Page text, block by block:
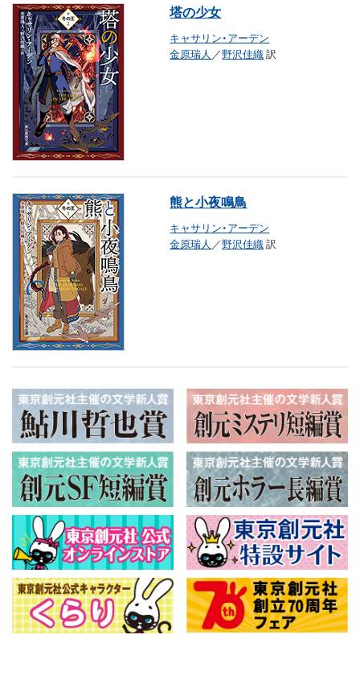
塔の少女
キャサリン・アーデン
金原瑞人 ／野沢佳織訳
熊と小夜鳴鳥
キャサリン・アーデン
金原瑞人 ／野沢佳織訳